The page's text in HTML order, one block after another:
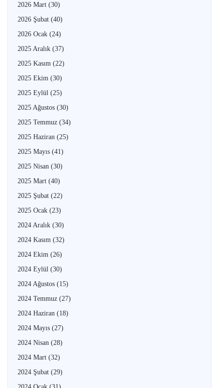
2026 Mart (30)
2026 Şubat (40)
2026 Ocak (24)
2025 Aralık (37)
2025 Kasım (22)
2025 Ekim (30)
2025 Eylül (25)
2025 Ağustos (30)
2025 Temmuz (34)
2025 Haziran (25)
2025 Mayıs (41)
2025 Nisan (30)
2025 Mart (40)
2025 Şubat (22)
2025 Ocak (23)
2024 Aralık (30)
2024 Kasım (32)
2024 Ekim (26)
2024 Eylül (30)
2024 Ağustos (15)
2024 Temmuz (27)
2024 Haziran (18)
2024 Mayıs (27)
2024 Nisan (28)
2024 Mart (32)
2024 Şubat (29)